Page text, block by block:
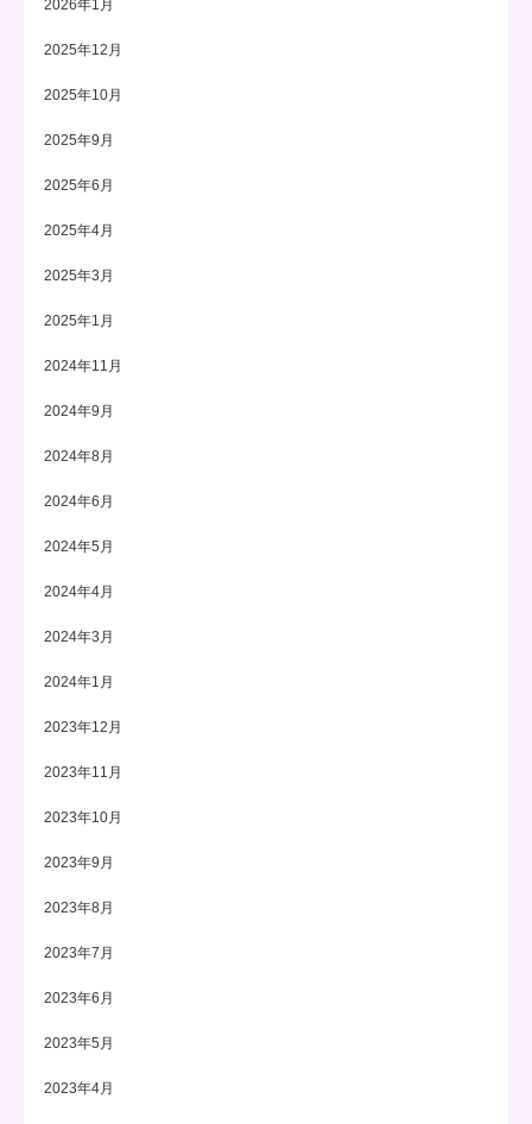
2026年1月
2025年12月
2025年10月
2025年9月
2025年6月
2025年4月
2025年3月
2025年1月
2024年11月
2024年9月
2024年8月
2024年6月
2024年5月
2024年4月
2024年3月
2024年1月
2023年12月
2023年11月
2023年10月
2023年9月
2023年8月
2023年7月
2023年6月
2023年5月
2023年4月